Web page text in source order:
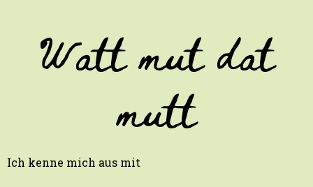
Watt mut dat
mutt
Ich kenne mich aus mit